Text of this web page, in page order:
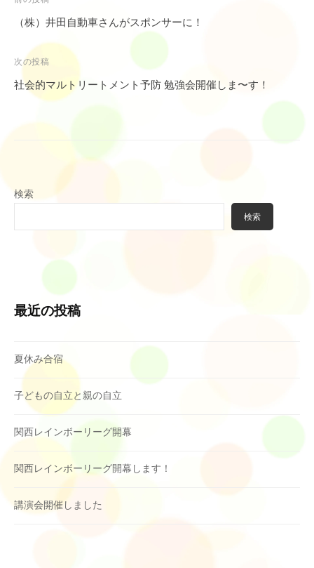
稿
ビ
ゲ
（株）井田自動車さんがスポンサーに！
次の投稿
社会的マルトリートメント予防 勉強会開催しま〜す！
検索
検索
最近の投稿
夏休み合宿
子どもの自立と親の自立
関西レインボーリーグ開幕
関西レインボーリーグ開幕します！
講演会開催しました